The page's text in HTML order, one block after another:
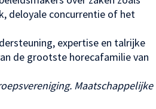
deloyale concurrentie of het
expertise en talrijke
de grootste horecafamilie van
Maatschappelijke